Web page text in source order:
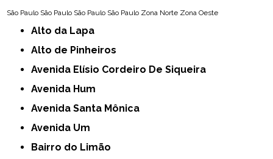
São Paulo São Paulo São Paulo São Paulo Zona Norte Zona Oeste
Alto da Lapa
Alto de Pinheiros
Avenida Elísio Cordeiro De Siqueira
Avenida Hum
Avenida Santa Mônica
Avenida Um
Bairro do Limão